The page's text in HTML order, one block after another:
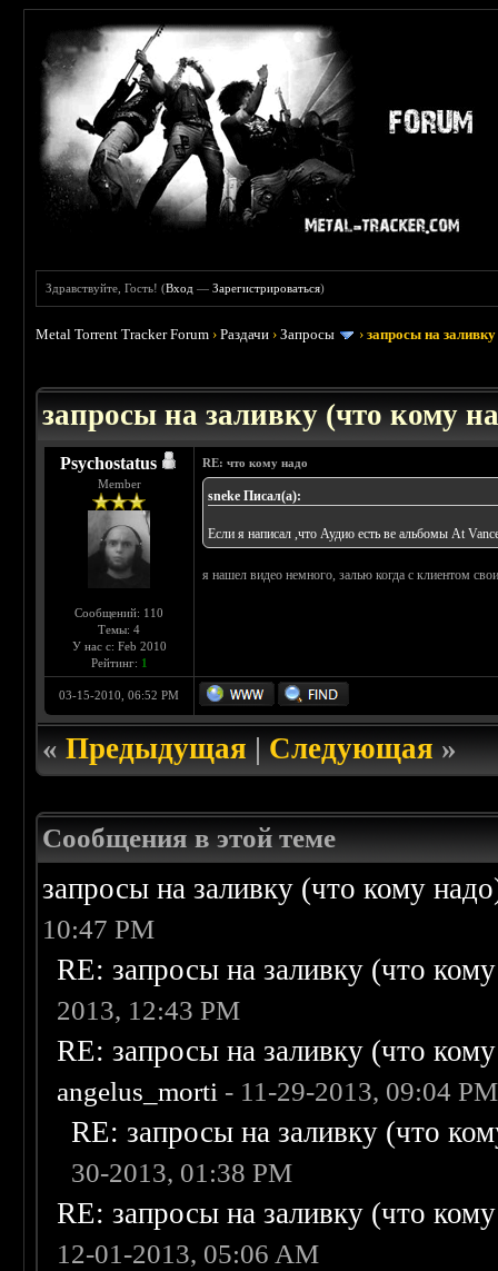
Здравствуйте, Гость! (Вход —Зарегистрироваться)
Metal Torrent Tracker Forum ›Раздачи ›Запросы ›запросы на
запросы на заливку (что кому
Psychostatus
Member
Сообщений: 110
Темы: 4
У нас с: Feb 2010
Рейтинг: 1
RE: что кому надо
sneke Писал(а):
Если я написал ,что Аудио есть ве альбомы At
я нашел видео немного, залью когда с клиентом
03-15-2010, 06:52 PM
«Предыдущая|Следующая»
Сообщения в этой теме
запросы на заливку (что кому
10:47 PM
RE: запросы на заливку (что
2013, 12:43 PM
RE: запросы на заливку (что
angelus_morti - 11-29-2013, 09:04 PM
RE: запросы на заливку (что
30-2013, 01:38 PM
RE: запросы на заливку (что
12-01-2013, 05:06 AM